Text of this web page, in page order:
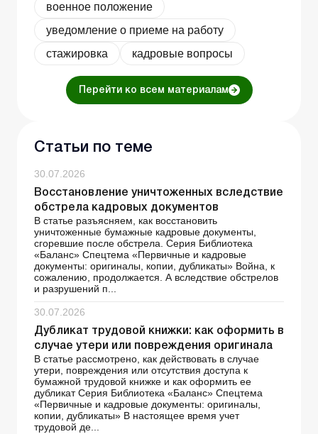
военное положение
уведомление о приеме на работу
стажировка
кадровые вопросы
Перейти ко всем материалам
Статьи по теме
30.07.2026
Восстановление уничтоженных вследствие
обстрела кадровых документов
В статье разъясняем, как восстановить
уничтоженные бумажные кадровые документы,
сгоревшие после обстрела. Серия Библиотека
«Баланс» Спецтема «Первичные и кадровые
документы: оригиналы, копии, дубликаты» Война, к
сожалению, продолжается. А вследствие обстрелов
и разрушений п...
30.07.2026
Дубликат трудовой книжки: как оформить в
случае утери или повреждения оригинала
В статье рассмотрено, как действовать в случае
утери, повреждения или отсутствия доступа к
бумажной трудовой книжке и как оформить ее
дубликат Серия Библиотека «Баланс» Спецтема
«Первичные и кадровые документы: оригиналы,
копии, дубликаты» В настоящее время учет
трудовой де...